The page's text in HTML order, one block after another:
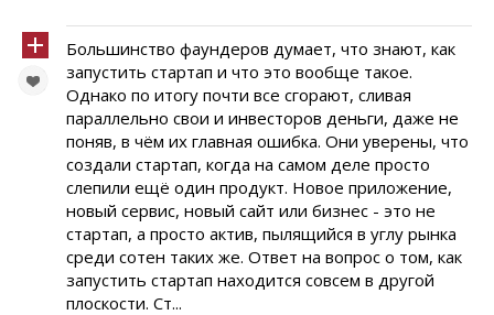
Большинство фаундеров думает, что знают, как
запустить стартап и что это вообще такое.
Однако по итогу почти все сгорают, сливая
параллельно свои и инвесторов деньги, даже не
поняв, в чём их главная ошибка. Они уверены, что
создали стартап, когда на самом деле просто
слепили ещё один продукт. Новое приложение,
новый сервис, новый сайт или бизнес - это не
стартап, а просто актив, пылящийся в углу рынка
среди сотен таких же. Ответ на вопрос о том, как
запустить стартап находится совсем в другой
плоскости. Ст...